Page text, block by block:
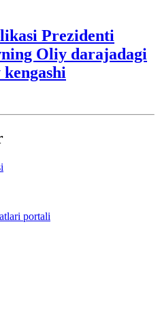
Prezidenti
Oliy darajadagi